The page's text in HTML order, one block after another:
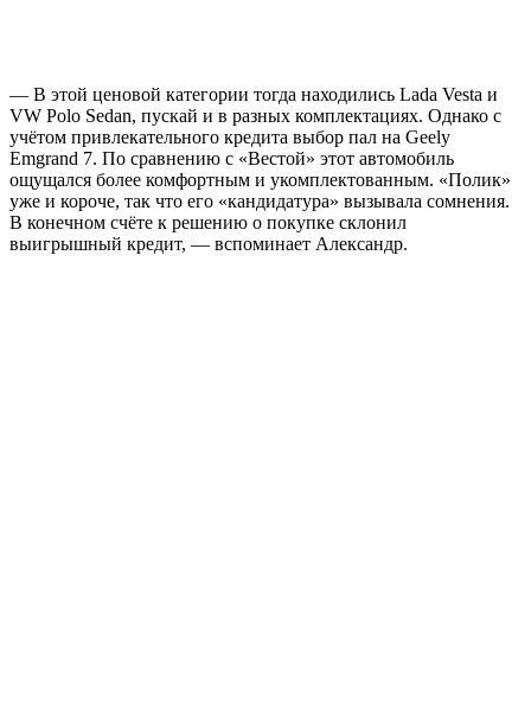
— В этой ценовой категории тогда находились Lada Vesta и
VW Polo Sedan, пускай и в разных комплектациях. Однако с
учётом привлекательного кредита выбор пал на Geely
Emgrand 7. По сравнению с «Вестой» этот автомобиль
ощущался более комфортным и укомплектованным. «Полик»
уже и короче, так что его «кандидатура» вызывала сомнения.
В конечном счёте к решению о покупке склонил
выигрышный кредит, — вспоминает Александр.